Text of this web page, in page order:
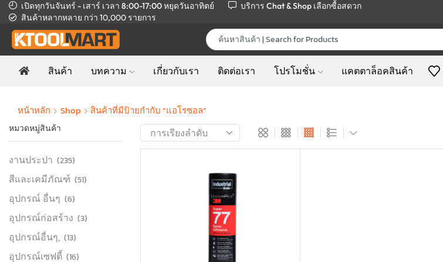
เปิดทุกวันจันทร์ - เสาร์ เวลา 8:00-17:00หยุดวันอาทิตย์ บริการ Chat & Shop เลือกซื้อสดวก
สินค้าหลากหลาย กว่า 10,000 รายการ
สินค้า บทความ เกี่ยวกับเรา ติดต่อเรา โปรโมชั่น แคตตาล็อคสินค้า
หน้าหลัก Shop สินค้าที่มีป้ายกำกับ “แอโรซอล”
หมวดหมู่สินค้า
งานประปา (235)
สีและเคมีภัณฑ์ (51)
อุปกรณ์ อื่นๆ (6)
อุปกรณ์ก่อสร้าง (3)
อุปกรณ์อื่นๆ, (13)
อุปกรณ์เซฟตี้ (16)